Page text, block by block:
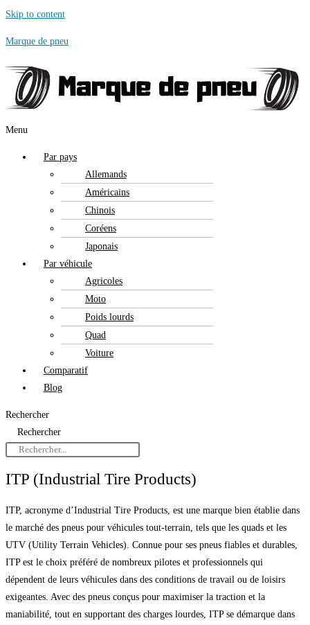
Skip to content
Marque de pneu
Menu
Par pays
Allemands
Américains
Chinois
Coréens
Japonais
Par véhicule
Agricoles
Moto
Poids lourds
Quad
Voiture
Comparatif
Blog
Rechercher
Rechercher
ITP (Industrial Tire Products)
ITP, acronyme d’Industrial Tire Products, est une marque bien établie dans
le marché des pneus pour véhicules tout-terrain, tels que les quads et les
UTV (Utility Terrain Vehicles). Connue pour ses pneus fiables et durables,
ITP est le choix préféré de nombreux pilotes et professionnels qui
dépendent de leurs véhicules dans des conditions de travail ou de loisirs
exigeantes. Avec des pneus conçus pour maximiser la traction et la
maniabilité, tout en supportant des charges lourdes, ITP se démarque dans